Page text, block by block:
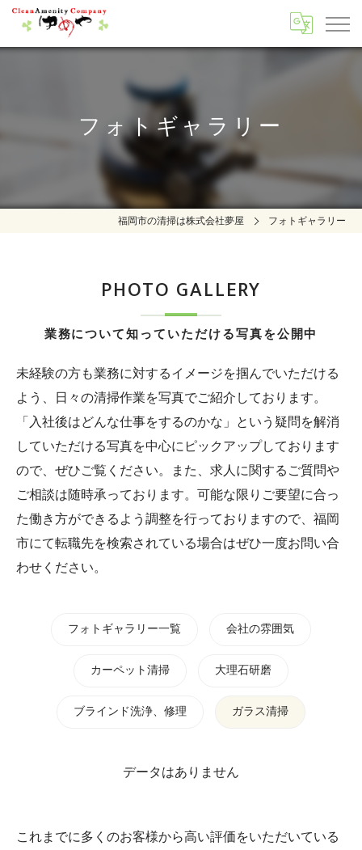
フォトギャラリー
福岡市の清掃は株式会社夢屋 フォトギャラリー
PHOTO GALLERY
業務について知っていただける写真を公開中
未経験の方も業務に対するイメージを掴んでいただける
よう、日々の清掃作業を写真でご紹介しております。
「入社後はどんな仕事をするのかな」という疑問を解消
していただける写真を中心にピックアップしております
ので、ぜひご覧ください。また、求人に関するご質問や
ご相談は随時承っております。可能な限りご要望に合っ
た働き方ができるよう調整を行っておりますので、福岡
市にて転職先を検索されている場合はぜひ一度お問い合
わせください。
フォトギャラリー一覧 会社の雰囲気
カーペット清掃 大理石研磨
ブラインド洗浄、修理 ガラス清掃
データはありません
これまでに多くのお客様から高い評価をいただいている